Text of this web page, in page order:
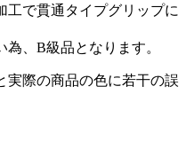
工で貫通タイプグリップに
、B級品となります。
際の商品の色に若干の誤